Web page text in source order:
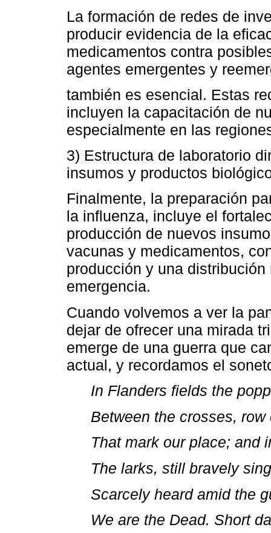
La formación de redes de
producir evidencia de la
medicamentos contra
agentes emergentes y
también es esencial. Estas
incluyen la capacitación de
especialmente en las
3) Estructura de laboratorio
insumos y productos
Finalmente, la preparación
la influenza, incluye el
producción de nuevos
vacunas y medicamentos,
producción y una
emergencia.
Cuando volvemos a ver la
dejar de ofrecer una mirada
emerge de una guerra que
actual, y recordamos el
In Flanders fields the
Between the crosses, row
That mark our place; and
The larks, still bravely
Scarcely heard amid the
We are the Dead. Short